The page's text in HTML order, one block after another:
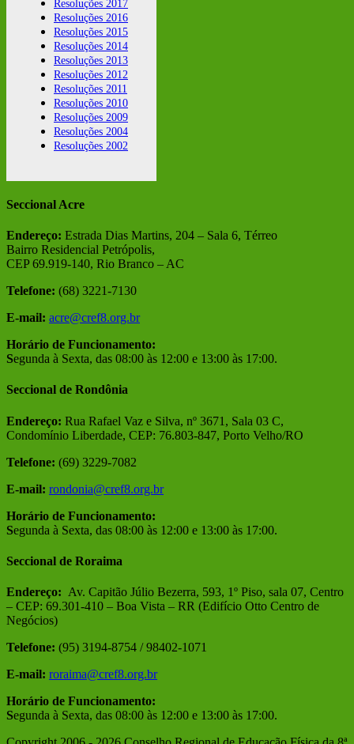
Resoluções 2017
Resoluções 2016
Resoluções 2015
Resoluções 2014
Resoluções 2013
Resoluções 2012
Resoluções 2011
Resoluções 2010
Resoluções 2009
Resoluções 2004
Resoluções 2002
Seccional Acre
Endereço: Estrada Dias Martins, 204 – Sala 6, Térreo
Bairro Residencial Petrópolis,
CEP 69.919-140, Rio Branco – AC
Telefone: (68) 3221-7130
E-mail: acre@cref8.org.br
Horário de Funcionamento:
Segunda à Sexta, das 08:00 às 12:00 e 13:00 às 17:00.
Seccional de Rondônia
Endereço: Rua Rafael Vaz e Silva, nº 3671, Sala 03 C,
Condomínio Liberdade, CEP: 76.803-847, Porto Velho/RO
Telefone: (69) 3229-7082
E-mail: rondonia@cref8.org.br
Horário de Funcionamento:
Segunda à Sexta, das 08:00 às 12:00 e 13:00 às 17:00.
Seccional de Roraima
Endereço: Av. Capitão Júlio Bezerra, 593, 1º Piso, sala 07, Centro
– CEP: 69.301-410 – Boa Vista – RR (Edifício Otto Centro de
Negócios)
Telefone: (95) 3194-8754 / 98402-1071
E-mail: roraima@cref8.org.br
Horário de Funcionamento:
Segunda à Sexta, das 08:00 às 12:00 e 13:00 às 17:00.